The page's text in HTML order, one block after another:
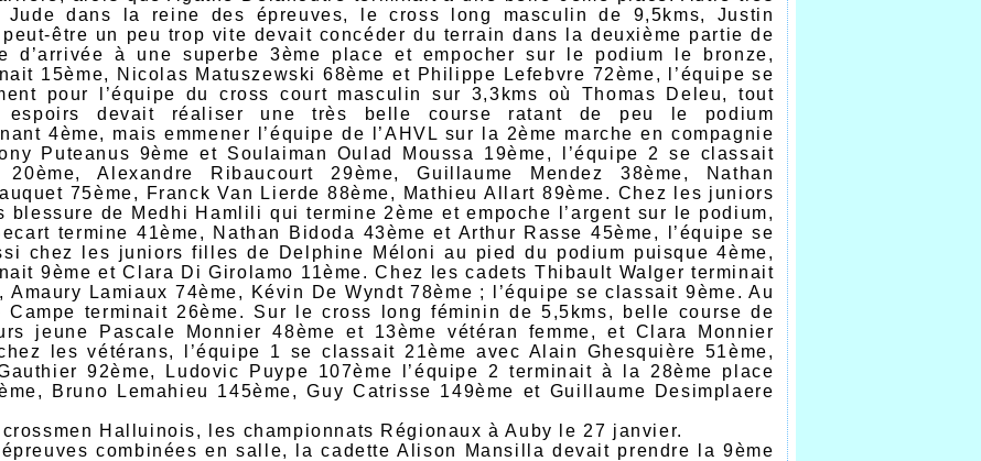
dans la reine des épreuves, le cross long masculin de 9,5kms, Justin
peut-être un peu trop vite devait concéder du terrain dans la deuxième partie de
d’arrivée à une superbe 3ème place et empocher sur le podium le bronze,
15ème, Nicolas Matuszewski 68ème et Philippe Lefebvre 72ème, l’équipe se
pour l’équipe du cross court masculin sur 3,3kms où Thomas Deleu, tout
espoirs devait réaliser une très belle course ratant de peu le podium
4ème, mais emmener l’équipe de l’AHVL sur la 2ème marche en compagnie
Puteanus 9ème et Soulaiman Oulad Moussa 19ème, l’équipe 2 se classait
Alexandre Ribaucourt 29ème, Guillaume Mendez 38ème, Nathan
75ème, Franck Van Lierde 88ème, Mathieu Allart 89ème. Chez les juniors
blessure de Medhi Hamlili qui termine 2ème et empoche l’argent sur le podium,
termine 41ème, Nathan Bidoda 43ème et Arthur Rasse 45ème, l’équipe se
chez les juniors filles de Delphine Méloni au pied du podium puisque 4ème,
9ème et Clara Di Girolamo 11ème. Chez les cadets Thibault Walger terminait
Amaury Lamiaux 74ème, Kévin De Wyndt 78ème ; l’équipe se classait 9ème. Au
Campe terminait 26ème. Sur le cross long féminin de 5,5kms, belle course de
jeune Pascale Monnier 48ème et 13ème vétéran femme, et Clara Monnier
les vétérans, l’équipe 1 se classait 21ème avec Alain Ghesquière 51ème,
92ème, Ludovic Puype 107ème l’équipe 2 terminait à la 28ème place
Bruno Lemahieu 145ème, Guy Catrisse 149ème et Guillaume Desimplaere
Halluinois, les championnats Régionaux à Auby le 27 janvier.
combinées en salle, la cadette Alison Mansilla devait prendre la 9ème